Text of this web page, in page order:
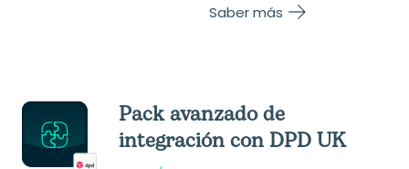
Saber más
Pack avanzado de
integración con DPD UK